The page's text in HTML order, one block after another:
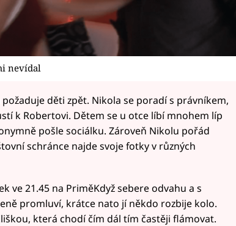
nevídal
děti zpět. Nikola se poradí s právníkem,
k Robertovi. Dětem se u otce líbí mnohem líp
pošle sociálku. Zároveň Nikolu pořád
schránce najde svoje fotky v různých
ve 21.45 na PriměKdyž sebere odvahu a s
promluví, krátce nato jí někdo rozbije kolo.
která chodí čím dál tím častěji flámovat.